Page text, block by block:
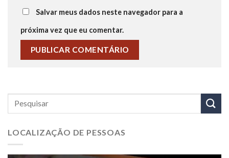
Salvar meus dados neste navegador para a
próxima vez que eu comentar.
LOCALIZAÇÃO DE PESSOAS